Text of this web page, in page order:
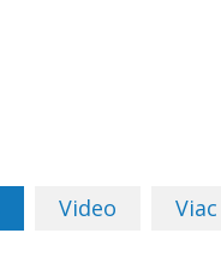
Video